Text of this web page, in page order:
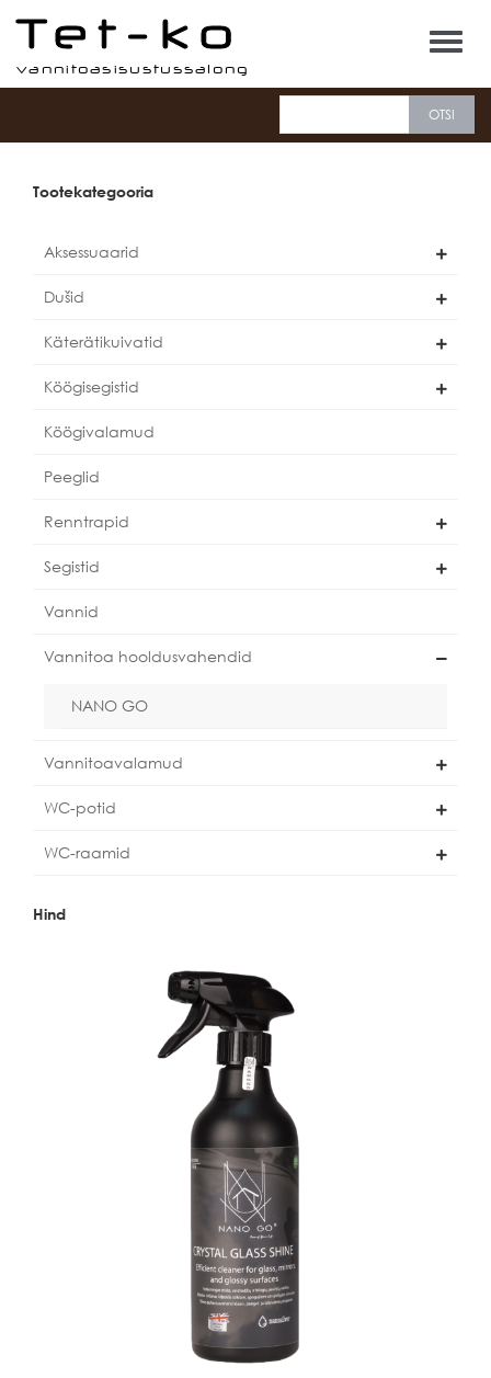
Tet-ko
Tootekategooria
Aksessuaarid
Dušid
Käterätikuivatid
Köögisegistid
Köögivalamud
Peeglid
Renntrapid
Segistid
Vannid
Vannitoa hooldusvahendid
NANO GO
Vannitoavalamud
WC-potid
WC-raamid
Hind